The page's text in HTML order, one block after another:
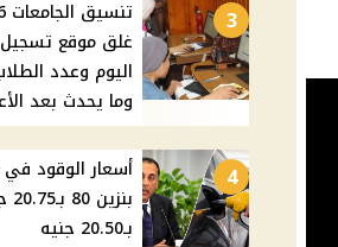
3
غلق موقع تسجيل
اليوم وعدد
وما يحدث بعد
4
أسعار الوقود
بـ20.50 جنيه